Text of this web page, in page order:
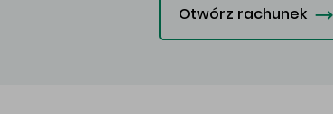
Otwórz rachunek